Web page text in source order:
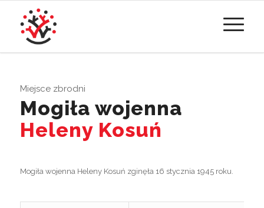
Miejsce zbrodni
Mogiła wojenna
Heleny Kosuń
Mogiła wojenna Heleny Kosuń zginęła 16 stycznia 1945 roku.